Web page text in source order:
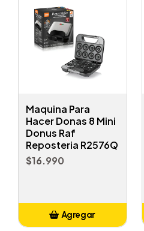
Maquina Para
Hacer Donas 8 Mini
Donus Raf
Reposteria R2576Q
$16.990
Agregar